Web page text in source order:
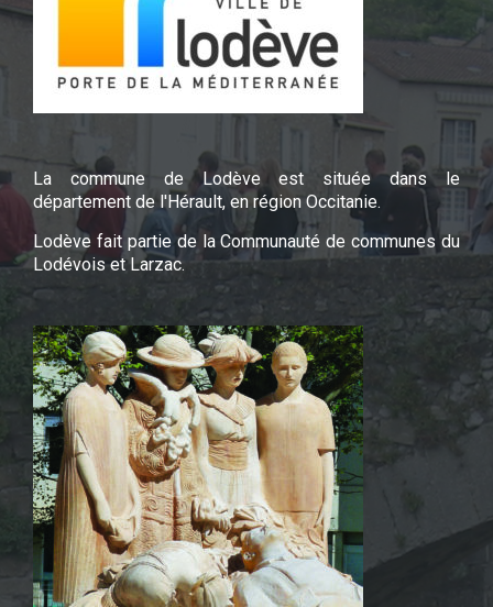
La commune de Lodève est située dans le
département de l'Hérault, en région Occitanie.
Lodève fait partie de la Communauté de communes du
Lodévois et Larzac.